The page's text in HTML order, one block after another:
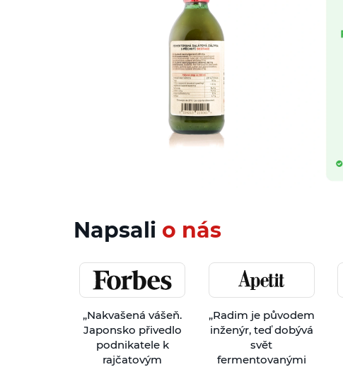
Napsali o nás
„Nakvašená vášeň.
Japonsko přivedlo
podnikatele k
rajčatovým
„Radim je původem
inženýr, teď dobývá
svět
fermentovanými